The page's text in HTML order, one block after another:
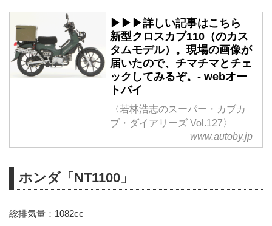
▶▶▶詳しい記事はこちら
新型クロスカブ110（のカス
タムモデル）。現場の画像が
届いたので、チマチマとチェ
ックしてみるぞ。- webオー
トバイ
〈若林浩志のスーパー・カブカ
ブ・ダイアリーズ Vol.127〉
www.autoby.jp
ホンダ「NT1100」
総排気量：1082cc